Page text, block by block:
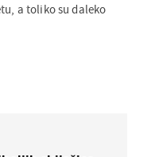
a toliko su daleko